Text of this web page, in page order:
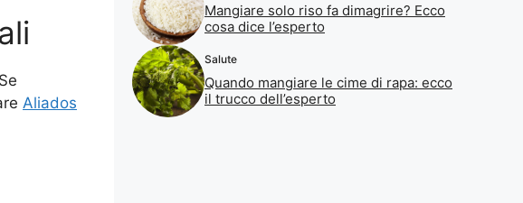
Aliados
Mangiare solo riso fa dimagrire? Ecco
cosa dice l’esperto
Salute
Quando mangiare le cime di rapa: ecco
il trucco dell’esperto